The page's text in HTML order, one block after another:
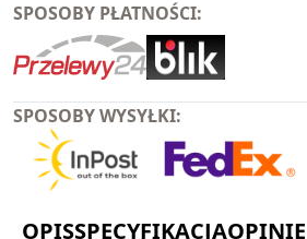
SPOSOBY PŁATNOŚCI:
SPOSOBY WYSYŁKI:
OPISSPECYFIKACJAOPINIE